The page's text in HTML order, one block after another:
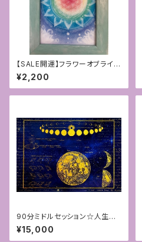
【SALE開運】フラワーオブライフ
アート原画 1点モノ〜チャクラ〜
¥2,200
90分ミドルセッション☆人生が
好転する星読みカウンセリング
¥15,000